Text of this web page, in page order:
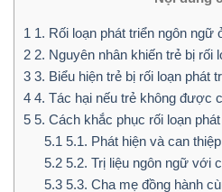
1 1. Rối loạn phát triển ngôn ngữ
2 2. Nguyên nhân khiến trẻ bị rối
3 3. Biểu hiện trẻ bị rối loạn phát
4 4. Tác hại nếu trẻ không được
5 5. Cách khắc phục rối loạn
5.1 5.1. Phát hiện và can
5.25.2. Trị liệu ngôn ngữ với
5.35.3. Cha mẹ đồng hành